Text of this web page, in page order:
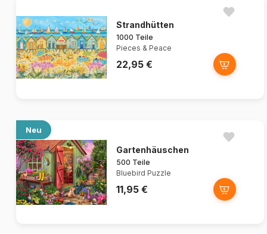
Strandhütten
1000 Teile
Pieces & Peace
22,95 €
Neu
Gartenhäuschen
500 Teile
Bluebird Puzzle
11,95 €